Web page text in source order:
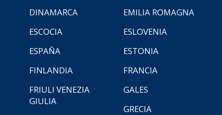
DINAMARCA
EMILIA ROMAGNA
ESCOCIA
ESLOVENIA
ESPAÑA
ESTONIA
FINLANDIA
FRANCIA
FRIULI VENEZIA
GIULIA
GALES
GRECIA